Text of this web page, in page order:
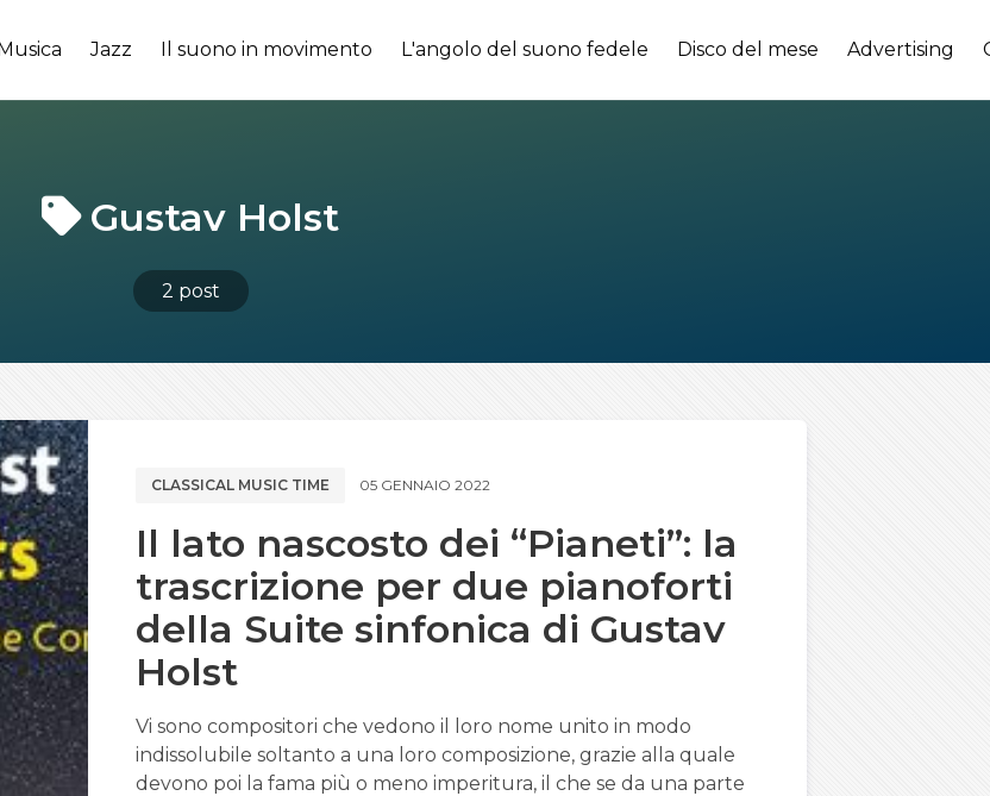
Jazz Il suono in movimento L'angolo del suono fedele Disco del mese Advertising
Gustav Holst
2 post
CLASSICAL MUSIC TIME 05 GENNAIO 2022
Il lato nascosto dei “Pianeti”: la
trascrizione per due pianoforti
della Suite sinfonica di Gustav
Holst
Vi sono compositori che vedono il loro nome unito in modo
indissolubile soltanto a una loro composizione, grazie alla quale
devono poi la fama più o meno imperitura, il che se da una parte